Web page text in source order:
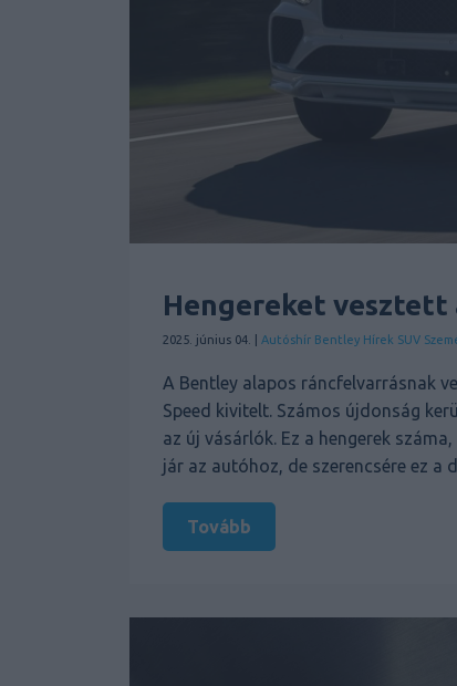
Hengereket vesztett
2025. június 04. | Autóshír Bentley Hírek SUV
A Bentley alapos ráncfelvarrásnak
Speed kivitelt. Számos újdonság
az új vásárlók. Ez a hengerek
jár az autóhoz, de szerencsére ez
Tovább